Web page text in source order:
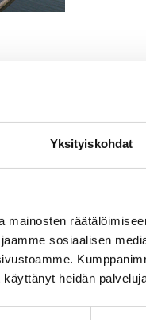
Yksityiskohdat
mainosten
sosiaalisen
heidän
ja muut
ovat vierailijoille
yritysten esityksiä.